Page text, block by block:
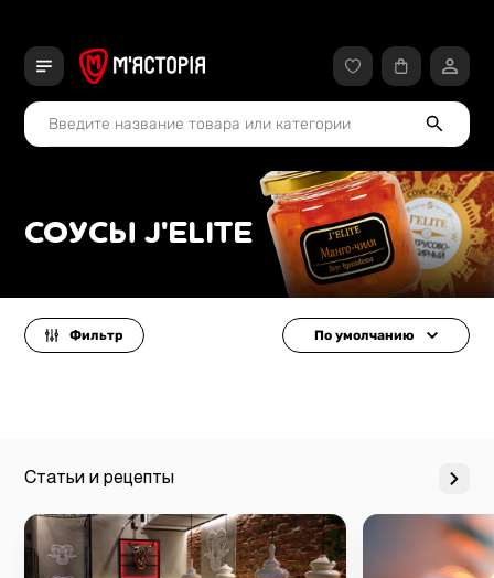
СОУСЫ J'ELITE
Фильтр По умолчанию
Статьи и рецепты